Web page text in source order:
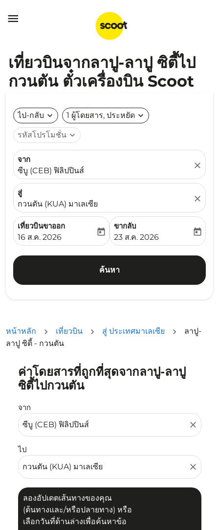

เที่ยวบินจากลาปู-ลาปู ซิตี้ไป
กวนตัน ตั๋วเครื่องบิน Scoot
ไป-กลับ expand_more 1 ผู้โดยสาร, ประหยัด expand_more
รหัสโปรโมชั่น expand_more
จาก
ซีบู (CEB) ฟิลิปปินส์
close
สู่
กวนตัน (KUA) มาเลเซีย
close
เที่ยวบินขาออก
fc-booking-departure-date-aria-label
16 ส.ค. 2026
today
ขากลับ
fc-booking-return-date-
23 ส.ค. 2026
today
ค้นหา
หน้าหลัก เที่ยวบิน สู่ ประเทศมาเลเซีย
ลาปู-
ลาปู ซิตี้ - กวนตัน
ค่าโดยสารที่ถูกที่สุดจากลาปู-ลาปู
ซิตี้ไปกวนตัน
จาก
close
ไป
close
ลองอัปเดตเส้นทางของคุณ
(ต้นทางและ/หรือปลายทาง) หรือ
เลือกวันที่ด้านล่างเพื่อค้นหาข้อ
ลองอัปเดตเส้นทางของคุณ (ต้นทางและ/หรือปลายทาง) หรื